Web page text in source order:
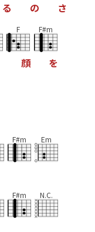
る の さ
F
顔
F#m
を
F#m Em
F#m N.C.